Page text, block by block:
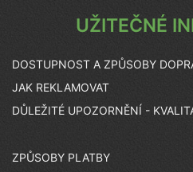
UŽITEČNÉ
DOSTUPNOST A ZPŮSOBY
JAK REKLAMOVAT
DŮLEŽITÉ UPOZORNĚNÍ -
ZPŮSOBY PLATBY